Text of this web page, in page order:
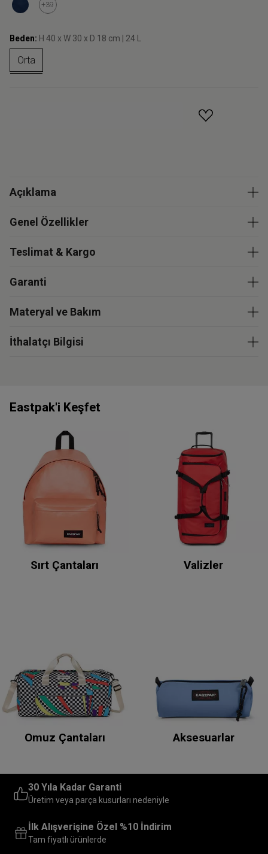
+39
Beden: H 40 x W 30 x D 18 cm | 24 L
Orta
Açıklama
Genel Özellikler
Teslimat & Kargo
Garanti
Materyal ve Bakım
İthalatçı Bilgisi
Eastpak'i Keşfet
Sırt Çantaları Valizler
Omuz Çantaları Aksesuarlar
30 Yıla Kadar Garanti
Üretim veya parça kusurları nedeniyle
İlk Alışverişine Özel %10 İndirim
Tam fiyatlı ürünlerde